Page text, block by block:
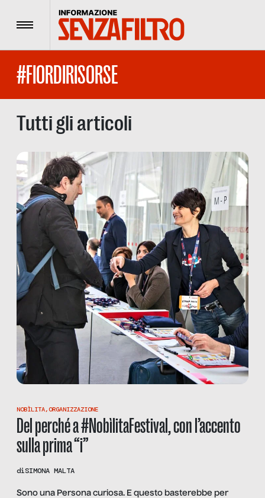
Menu
#FIORDIRISORSE
Tutti gli articoli
NOBÌLITA,ORGANIZZAZIONE
Del perché a #NobìlitaFestival, con l’accento
sulla prima “i”
diSIMONA MALTA
Sono una Persona curiosa. E questo basterebbe per